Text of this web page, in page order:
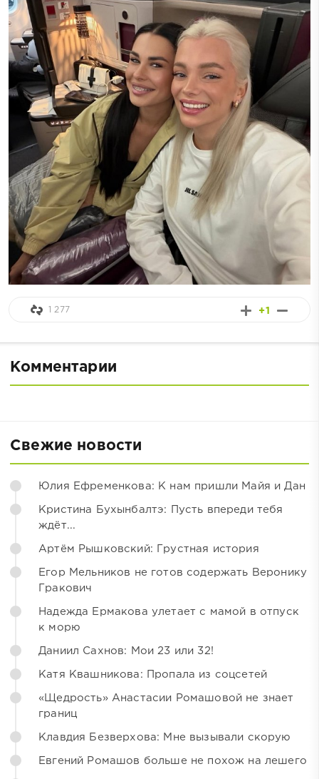
+1
1 277
Комментарии
Свежие новости
Юлия Ефременкова: К нам пришли Майя и Дан
Кристина Бухынбалтэ: Пусть впереди тебя
ждёт...
Артём Рышковский: Грустная история
Егор Мельников не готов содержать Веронику
Гракович
Надежда Ермакова улетает с мамой в отпуск
к морю
Даниил Сахнов: Мои 23 или 32!
Катя Квашникова: Пропала из соцсетей
«Щедрость» Анастасии Ромашовой не знает
границ
Клавдия Безверхова: Мне вызывали скорую
Евгений Ромашов больше не похож на лешего